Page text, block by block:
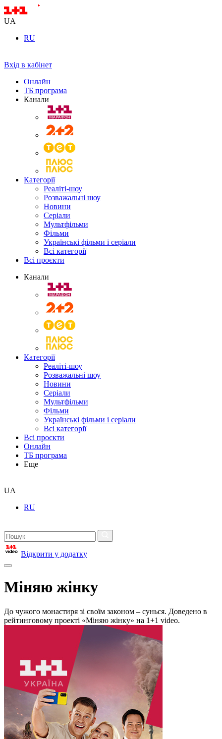
UA
RU
Вхід в кабінет
Онлайн
ТБ програма
Канали
Категорії
Реаліті-шоу
Розважальні шоу
Новини
Серіали
Мультфільми
Фільми
Українські фільми і серіали
Всі категорії
Всі проєкти
Канали
Категорії
Реаліті-шоу
Розважальні шоу
Новини
Серіали
Мультфільми
Фільми
Українські фільми і серіали
Всі категорії
Всі проєкти
Онлайн
ТБ програма
Еще
UA
RU
Відкрити у додатку
Міняю жінку
До чужого монастиря зі своїм законом – сунься. Доведено в
рейтинговому проекті «Міняю жінку» на 1+1 video.